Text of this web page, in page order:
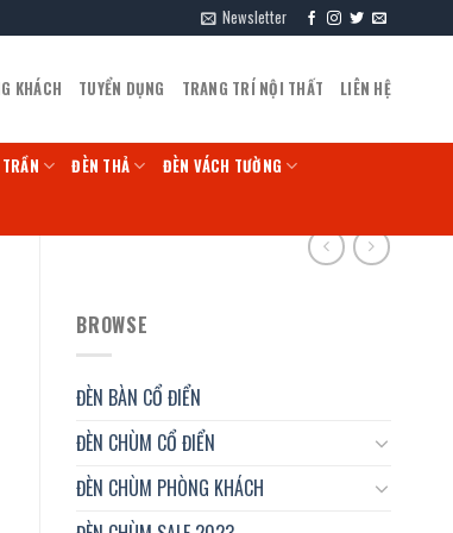
Newsletter
KHÁCH TUYỂN DỤNG TRANG TRÍ NỘI THẤT LIÊN HỆ
ĐÈN THẢ ĐÈN VÁCH TƯỜNG
BROWSE
ĐÈN BÀN CỔ ĐIỂN
ĐÈN CHÙM CỔ ĐIỂN
ĐÈN CHÙM PHÒNG KHÁCH